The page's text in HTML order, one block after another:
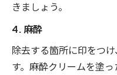
きましょう。
4. 麻酔
除去する箇所に印をつ
す。麻酔クリームを塗